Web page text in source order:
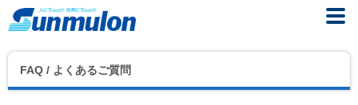
FAQ / よくあるご質問